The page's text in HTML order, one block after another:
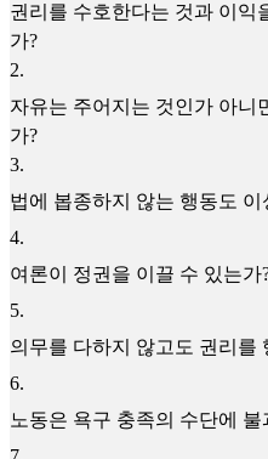
권리를 수호한다는 것과 이익
가?
2.
자유는 주어지는 것인가 아니
가?
3.
법에 봅종하지 않는 행동도
4.
여론이 정권을 이끌 수 있는가
5.
의무를 다하지 않고도 권리를
6.
노동은 욕구 충족의 수단에 불